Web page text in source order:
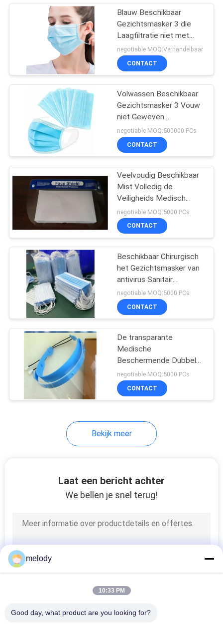
Diagnostische
testuitrustingen
vouwbaar kn95-
masker
31
Kopffp2 Masker
Medische Ijszak
Beschikbaar
Beschikbaar
Hoofdglb
Blauw Beschikbaar
Gezichtsmasker 3 die
Laagfiltratie niet met
Elastische Oorlijn wordt
geweven
negotiable MOQ:Verhandelbaar
CONTACT
Volwassen Beschikbaar
Gezichtsmasker 3 Vouw
niet Geweven
Persoonlijke verzorging
voor Voedselindustrie
negotiable MOQ:500000 PCs
CONTACT
Veelvoudig Beschikbaar
Mist Volledig de
Veiligheids Medisch
Gezicht Shiled van de
Vizier anti-Plons
negotiable MOQ:5000 PCs
CONTACT
Beschikbaar Chirurgisch
het Gezichtsmasker van
antivirus Sanitair
Meltblown Voor éénmalig
gebruik
negotiable MOQ:5000 PCs
CONTACT
De transparante
Medische
Beschermende Dubbele
Zij Antimist van het Vizier
Ultralight HUISDIER
negotiable MOQ:5000 PCs
CONTACT
Bekijk meer
Laat een bericht achter
We bellen je snel terug!
melody
10:33 PM
Good day, what product are you looking for?